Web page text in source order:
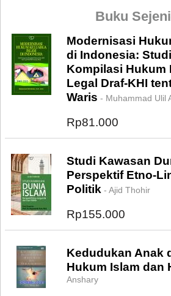
Buku
Modernisasi
di Indonesia:
Kompilasi Hukum
Legal Draf-KHI
Waris - Muhammad Ulil
Rp81.000
Studi Kawasan
Perspektif Etno-
Politik - Ajid Thohir
Rp155.000
Kedudukan Anak
Hukum Islam dan
Anshary